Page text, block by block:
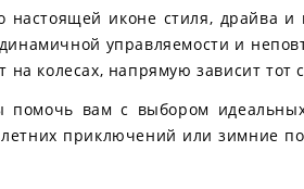
иконе стиля, драйва
управляемости и
на колесах, напрямую зависит
помочь вам с выбором
приключений или зимние